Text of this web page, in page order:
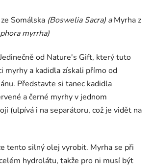
Somálska (Boswelia Sacra) aMyrha z
myrrha)
od Nature's Gift, který tuto
myrhy a kadidla získali přímo od
Představte si tanec kadidla
a černé myrhy v jednom
(ulpívá i na separátoru, což je vidět na
tento silný olej vyrobit. Myrha se při
hydrolátu, takže pro ni musí být